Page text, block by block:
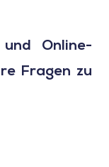
Online-
Fragen zu